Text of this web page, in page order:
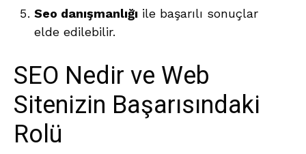
Seo danışmanlığı ile başarılı sonuçlar
elde edilebilir.
SEO Nedir ve Web
Sitenizin Başarısındaki
Rolü